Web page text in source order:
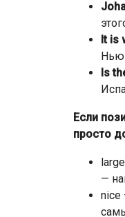
It is
Is
Если
просто
—
nice